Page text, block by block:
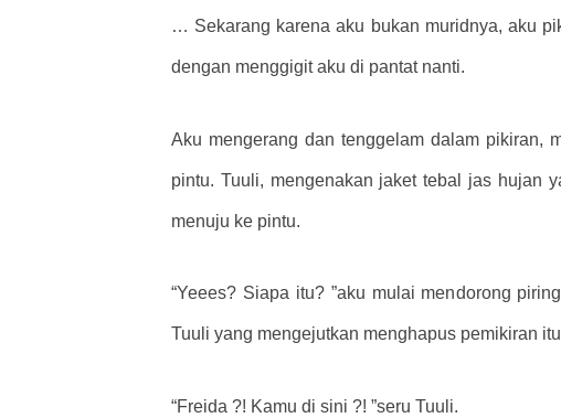
… Sekarang karena aku bukan muridnya, aku
dengan menggigit aku di pantat nanti.
Aku mengerang dan tenggelam dalam pikiran,
pintu. Tuuli, mengenakan jaket tebal jas hujan
menuju ke pintu.
“Yeees? Siapa itu? ”aku mulai mendorong
Tuuli yang mengejutkan menghapus pemikiran
“Freida ?! Kamu di sini ?! ”seru Tuuli.